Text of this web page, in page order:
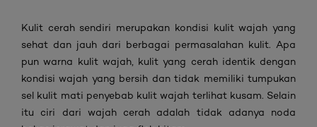
Kulit cerah sendiri merupakan kondisi kulit wajah yang
sehat dan jauh dari berbagai permasalahan kulit. Apa
pun warna kulit wajah, kulit yang cerah identik dengan
kondisi wajah yang bersih dan tidak memiliki tumpukan
sel kulit mati penyebab kulit wajah terlihat kusam. Selain
itu ciri dari wajah cerah adalah tidak adanya noda